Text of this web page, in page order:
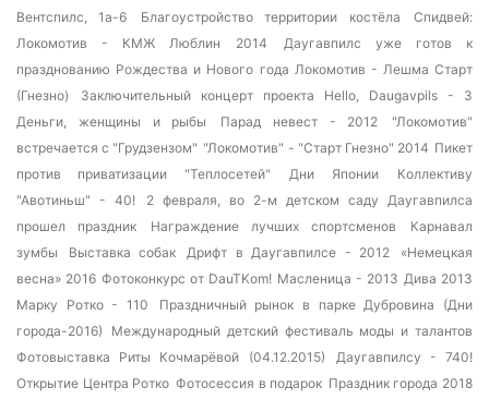
Вентспилс, 1а-6
Благоустройство территории костёла
Спидвей:
Локомотив - КМЖ Люблин 2014
Даугавпилс уже готов к
празднованию Рождества и Нового года Локомотив - Лешма Старт
(Гнезно)
Заключительный концерт проекта Hello, Daugavpils - 3
Деньги, женщины и рыбы
Парад невест - 2012
"Локомотив"
встречается с "Грудзензом" "Локомотив" - "Старт Гнезно" 2014 Пикет
против приватизации "Теплосетей"
Дни Японии
Коллективу
"Авотиньш" - 40!
2 февраля, во 2-м детском саду Даугавпилса
прошел праздник
Награждение лучших спортсменов
Карнавал
зумбы
Выставка собак Дрифт в Даугавпилсе - 2012
«Немецкая
весна» 2016 Фотоконкурс от DauTKom! Масленица - 2013 Дива 2013
Марку Ротко - 110
Праздничный рынок в парке Дубровина (Дни
города-2016)
Международный детский фестиваль моды и талантов
Фотовыставка Риты Кочмарёвой (04.12.2015)
Даугавпилсу - 740!
Открытие Центра Ротко Фотосессия в подарок Праздник города 2018